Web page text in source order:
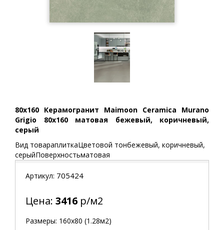
80x160 Керамогранит Maimoon Ceramica Murano
Grigio 80x160 матовая бежевый, коричневый,
серый
Вид товараплиткаЦветовой тонбежевый, коричневый,
серыйПоверхностьматовая
Артикул: 705424
Цена: 3416 р/м2
Размеры: 160х80 (1.28м2)